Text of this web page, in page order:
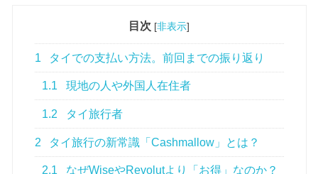
目次 [非表示]
1 タイでの支払い方法。前回までの振り返り
1.1 現地の人や外国人在住者
1.2 タイ旅行者
2 タイ旅行の新常識「Cashmallow」とは？
2.1 なぜWiseやRevolutより「お得」なのか？